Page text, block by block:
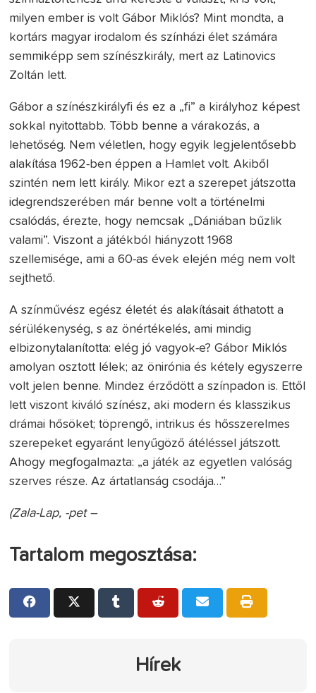
milyen ember is volt Gábor Miklós? Mint mondta, a
kortárs magyar irodalom és színházi élet számára
semmiképp sem színészkirály, mert az Latinovics
Zoltán lett.
Gábor a színészkirályfi és ez a „fi” a királyhoz képest
sokkal nyitottabb. Több benne a várakozás, a
lehetőség. Nem véletlen, hogy egyik legjelentősebb
alakítása 1962-ben éppen a Hamlet volt. Akiből
szintén nem lett király. Mikor ezt a szerepet játszotta
idegrendszerében már benne volt a történelmi
csalódás, érezte, hogy nemcsak „Dániában bűzlik
valami”. Viszont a játékból hiányzott 1968
szellemisége, ami a 60-as évek elején még nem volt
sejthető.
A színművész egész életét és alakításait áthatott a
sérülékenység, s az önértékelés, ami mindig
elbizonytalanította: elég jó vagyok-e? Gábor Miklós
amolyan osztott lélek; az önirónia és kétely egyszerre
volt jelen benne. Mindez érződött a színpadon is. Ettől
lett viszont kiváló színész, aki modern és klasszikus
drámai hősöket; töprengő, intrikus és hősszerelmes
szerepeket egyaránt lenyűgöző átéléssel játszott.
Ahogy megfogalmazta: „a játék az egyetlen valóság
szerves része. Az ártatlanság csodája…”
(Zala-Lap, -pet –
Tartalom megosztása:
Hírek